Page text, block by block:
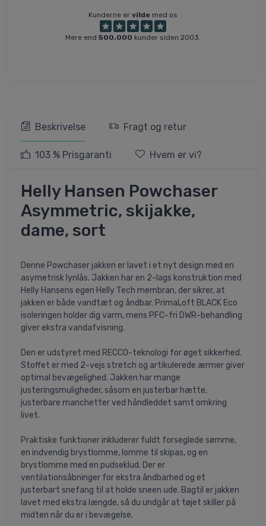
Kunderne er vilde med os
Mere end 500.000 kunder siden 2003.
Beskrivelse Fragt og retur
103 % Prisgaranti Hvem er vi?
Helly Hansen Powchaser
Asymmetric, skijakke,
dame, sort
Denne Powchaser jakken er lavet i et nyt design med en
asymetrisk lynlås. Jakken har en 2-lags konstruktion med
Helly Hansens egen Helly Tech membran, der sikrer, at
jakken er både vandtæt og åndbar. PrimaLoft BLACK Eco
isoleringen holder dig varm, mens PFC-fri DWR-behandling
giver ekstra vandafvisning.
Den er udstyret med RECCO-teknologi for øget sikkerhed.
Stoffet er med 2-vejs stretch og artikulerede ærmer giver
optimal bevægelighed. Jakken har mange
justeringsmuligheder, såsom en justerbar hætte,
justerbare manchetter ved håndleddet samt omkring
livet.
Praktiske funktioner inkluderer fuldt forseglede sømme,
en indvendig brystlomme, lomme til skipas, og en
brystlomme med en pudseklud. Der er
ventilationsåbninger for ekstra åndbarhed og et
justerbart snefang til at holde sneen ude. Bagtil er jakken
lavet med ekstra længde, så du undgår at tøjet skiller på
midten når du er i bevægelse.